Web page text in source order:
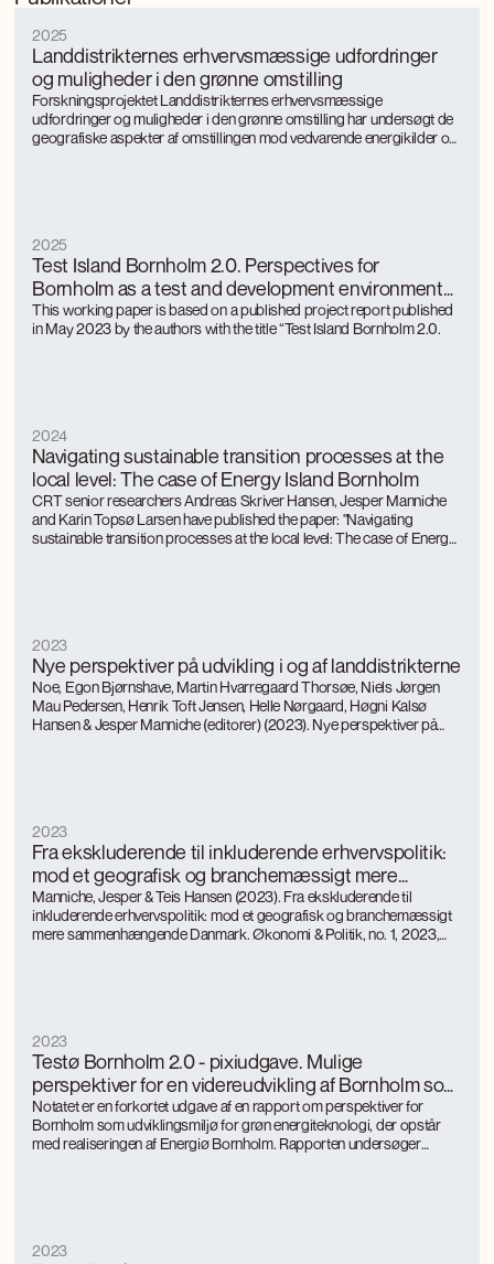
Landdistrikternes erhvervsmæssige udfordringer
og muligheder i den grønne omstilling
2025
Forskningsprojektet Landdistrikternes erhvervsmæssige
udfordringer og muligheder i den grønne omstilling har undersøgt de
geografiske aspekter af omstillingen mod vedvarende energikilder og
Test Island Bornholm 2.0. Perspectives for
Bornholm as a test and development environment
for green energy and technology
2025
This working paper is based on a published project report published
in May 2023 by the authors with the title “Test Island Bornholm 2.0.
Navigating sustainable transition processes at the
local level: The case of Energy Island Bornholm
2024
CRT senior researchers Andreas Skriver Hansen, Jesper Manniche
and Karin Topsø Larsen have published the paper: "Navigating
sustainable transition processes at the local level: The case of Energy
Nye perspektiver på udvikling i og af landdistrikterne
2023
Noe, Egon Bjørnshave, Martin Hvarregaard Thorsøe, Niels Jørgen
Mau Pedersen, Henrik Toft Jensen, Helle Nørgaard, Høgni Kalsø
Hansen & Jesper Manniche (editorer) (2023). Nye perspektiver på
Fra ekskluderende til inkluderende erhvervspolitik:
mod et geografisk og branchemæssigt mere
sammenhængende Danmark
2023
Manniche, Jesper & Teis Hansen (2023). Fra ekskluderende til
inkluderende erhvervspolitik: mod et geografisk og branchemæssigt
mere sammenhængende Danmark. Økonomi & Politik, no. 1, 2023,
Testø Bornholm 2.0 - pixiudgave. Mulige
perspektiver for en videreudvikling af Bornholm som
test- og udviklingsmiljø for grøn energi og teknologi
2023
Notatet er en forkortet udgave af en rapport om perspektiver for
Bornholm som udviklingsmiljø for grøn energiteknologi, der opstår
med realiseringen af Energiø Bornholm. Rapporten undersøger
2023